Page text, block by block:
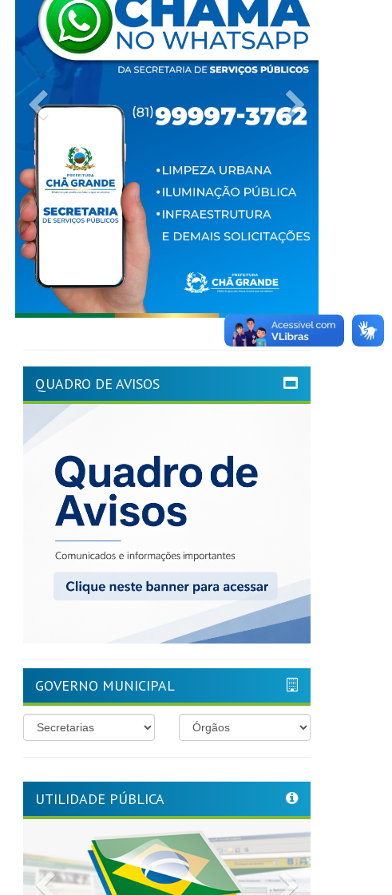
Previous
QUADRO DE AVISOS
GOVERNO MUNICIPAL
UTILIDADE PÚBLICA
Previous